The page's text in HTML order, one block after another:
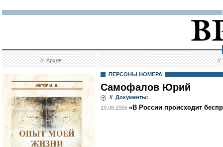
//Архив //
ПЕРСОНЫ НОМЕРА
Самофалов Юрий
// Документы:
19.08.2005 «В России происходит